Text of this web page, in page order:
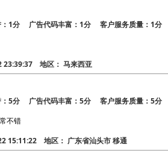
1分 广告代码丰富：1分 客户服务质量：1分
地区： 马来西亚
5分 广告代码丰富：5分 客户服务质量：5分
不错
15:11:22 地区： 广东省汕头市 移通